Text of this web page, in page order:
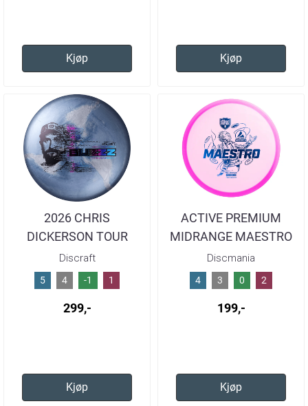
Kjøp Kjøp
2026 CHRIS
DICKERSON TOUR
SERIES BUZZZ
Discraft
5 4 -1 1
299,-
Kjøp
ACTIVE PREMIUM
MIDRANGE MAESTRO
ASSORTED
Discmania
4 3 0 2
199,-
Kjøp